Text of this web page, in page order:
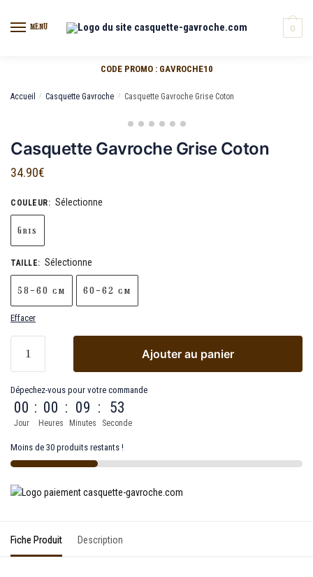
MENU 0
CODE PROMO : GAVROCHE10
Accueil / Casquette Gavroche / Casquette Gavroche Grise Coton
Casquette Gavroche Grise Coton
34.90€
COULEUR: Sélectionne
Gris
TAILLE: Sélectionne
58-60 cm 60-62 cm
Effacer
Ajouter au panier
Dépechez-vous pour votre commande
00
Jour
: 00
Heures
: 09
Minutes
: 53
Seconde
Moins de 30 produits restants !
Fiche Produit Description